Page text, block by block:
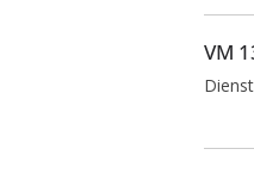
VM